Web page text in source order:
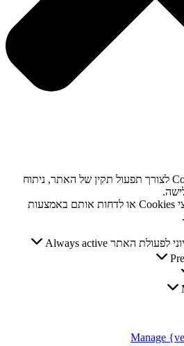
האתר משתמש בקובצי Cookies לצורך תפעול תקין של האתר, ניתוח
ניתן לאשר את השימוש בקובצי Cookies או לדחות אותם באמצעות
לפעולת האתר Always active
Manage